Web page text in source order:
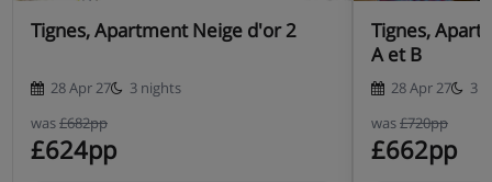
Tignes, Apartment Neige d'or 2
28 Apr 27
3 nights
was£682pp
£624pp
Tignes,
A et B
28 Apr 27
3
was£720pp
£662pp